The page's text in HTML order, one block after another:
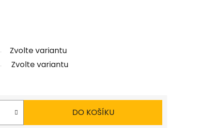
Zvolte variantu
Zvolte variantu
DO KOŠÍKU